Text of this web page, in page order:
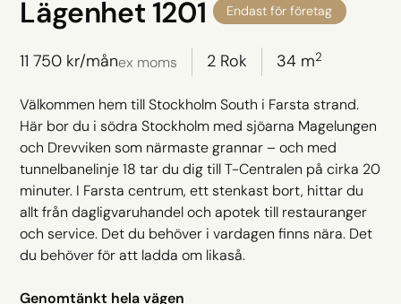
Lägenhet 1201 Endast för företag
11 750 kr/månex moms 2 Rok 34 m2
Välkommen hem till Stockholm South i Farsta strand.
Här bor du i södra Stockholm med sjöarna Magelungen
och Drevviken som närmaste grannar – och med
tunnelbanelinje 18 tar du dig till T-Centralen på cirka 20
minuter. I Farsta centrum, ett stenkast bort, hittar du
allt från dagligvaruhandel och apotek till restauranger
och service. Det du behöver i vardagen finns nära. Det
du behöver för att ladda om likaså.
Genomtänkt hela vägen